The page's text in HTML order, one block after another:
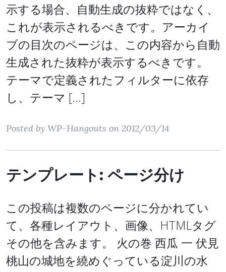
示する場合、自動生成の抜粋ではなく、
これが表示されるべきです。アーカイ
ブの目次のページは、この内容から自動
生成された抜粋が表示するべきです。
テーマで定義されたフィルターに依存
し、テーマ […]
Posted by WP-Hangouts on 2012/03/14
テンプレート: ページ分け
この投稿は複数のページに分かれてい
て、各種レイアウト、画像、HTMLタグ
その他を含みます。 火の巻 西瓜 一 伏見
桃山の城地を繞めぐっている淀川の水